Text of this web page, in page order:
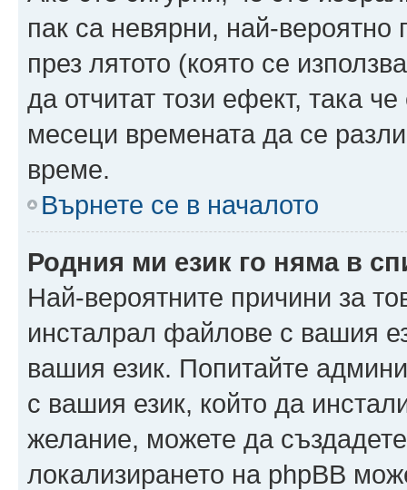
пак са невярни, най-
през лятото (която се
да отчитат този ефект, така
месеци времената да се
време.
Върнете се в началото
Родния ми език го няма в
Най-вероятните причини за
инсталрал файлове с вашия
вашия език. Попитайте
с вашия език, който да
желание, можете да
локализирането на phpBB